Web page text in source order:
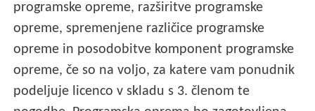
programske opreme, razširitve programske
opreme, spremenjene različice programske
opreme in posodobitve komponent programske
opreme, če so na voljo, za katere vam ponudnik
podeljuje licenco v skladu s 3. členom te